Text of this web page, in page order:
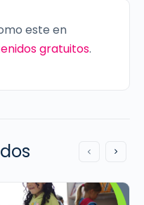
este en
gratuitos.